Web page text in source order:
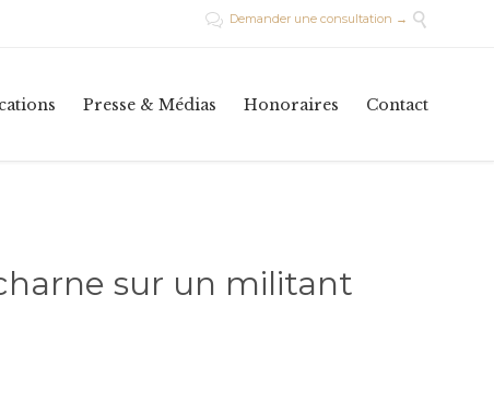
 Demander une consultation → 
Presse & Médias Honoraires Contact
sur un militant